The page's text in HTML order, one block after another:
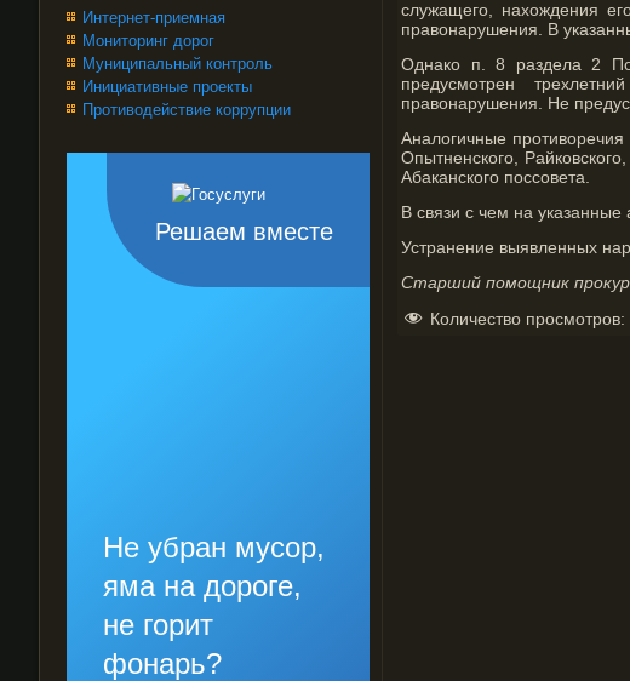
Интернет-приемная
Мониторинг дорог
Муниципальный контроль
Инициативные проекты
Противодействие коррупции
Решаем вместе
Не убран мусор,
яма на дороге,
не горит
фонарь?
служащего, нахождения
правонарушения. В
Однако п. 8 раздела 2
предусмотрен
правонарушения. Не
Аналогичные противоречия
Опытненского,
Абаканского поссовета.
В связи с чем на указанные
Устранение выявленных
Старший помощник
Количество просмотров: